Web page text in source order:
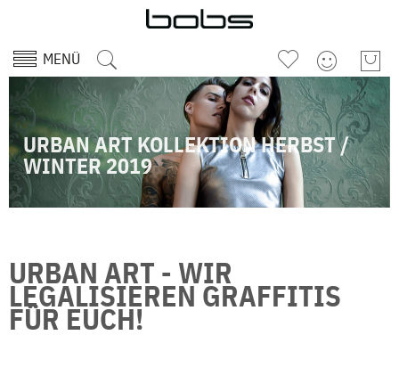
MENÜ
URBAN ART KOLLEKTION HERBST /
WINTER 2019
URBAN ART - WIR
LEGALISIEREN GRAFFITIS
FÜR EUCH!